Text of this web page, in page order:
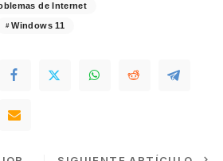
de Internet
Windows 11